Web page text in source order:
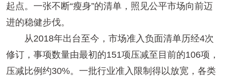
起点。一张不断“瘦身”的清单，照见公平市场向前迈
进的稳健步伐。
从2018年出台至今，市场准入负面清单历经4次
修订，事项数量由最初的151项压减至目前的106项，
压减比例约30%。一批行业准入限制得以放宽，各类